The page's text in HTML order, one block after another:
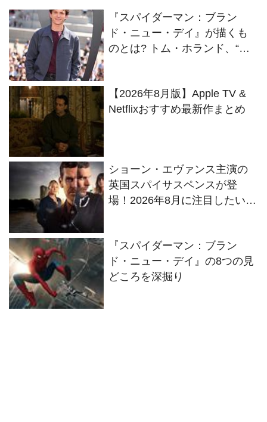
『スパイダーマン：ブラン
ド・ニュー・デイ』が描くも
のとは? トム・ホランド、“新
【2026年8月版】Apple TV &
Netflixおすすめ最新作まとめ
ショーン・エヴァンス主演の
英国スパイサスペンスが登
場！2026年8月に注目したい海
『スパイダーマン：ブラン
ド・ニュー・デイ』の8つの見
どころを深掘り